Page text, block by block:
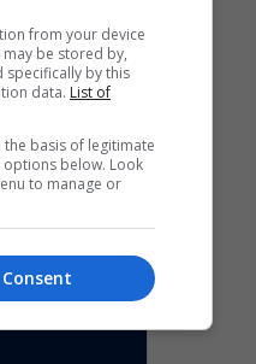
Republic to
our
of our
from your device
be stored by,
specifically by this
data. List of
basis of legitimate
options below. Look
to manage or
Consent